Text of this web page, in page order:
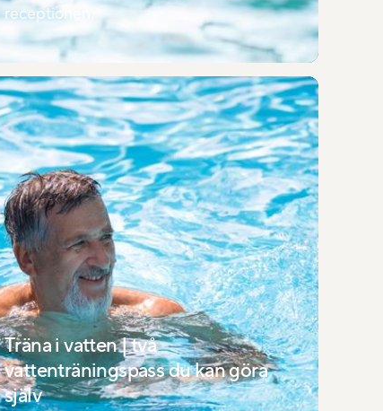
receptionen.
Träna i vatten | två
vattenträningspass du kan göra
själv